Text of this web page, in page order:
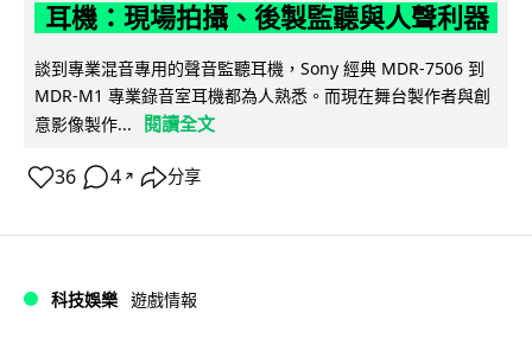
耳機：現場拍攝、後製監聽與人聲利器
談到專業混音專用的聲音監聽耳機，Sony 經典 MDR-7506 到
MDR-M1 專業錄音室耳機都為人熟悉。而現在舞台製作者與創
意影像製作...
閱讀全文
36 4 ↗ 分享
科技娛樂 遊戲情報